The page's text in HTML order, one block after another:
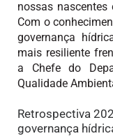
nossas nascentes
Com o
governança
mais resiliente
a Chefe do
Qualidade
Retrospectiva
governança